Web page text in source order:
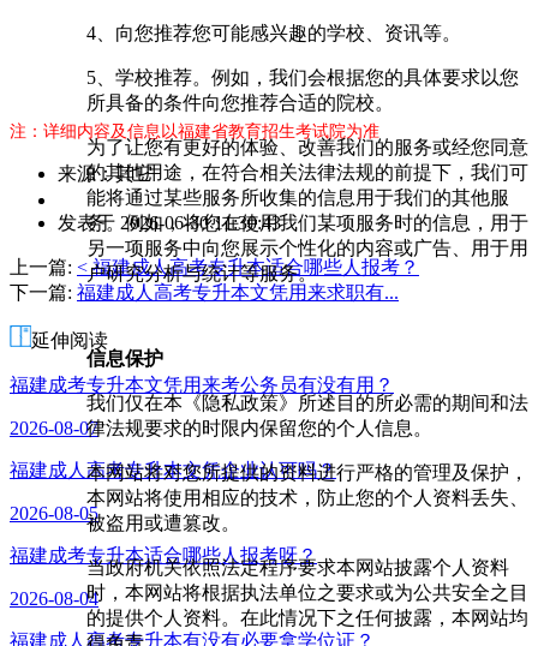
4、向您推荐您可能感兴趣的学校、资讯等。
5、学校推荐。例如，我们会根据您的具体要求以您
所具备的条件向您推荐合适的院校。
为了让您有更好的体验、改善我们的服务或经您同意
的其他用途，在符合相关法律法规的前提下，我们可
能将通过某些服务所收集的信息用于我们的其他服
务。例如，将您在使用我们某项服务时的信息，用于
另一项服务中向您展示个性化的内容或广告、用于用
户研究分析与统计等服务。
信息保护
我们仅在本《隐私政策》所述目的所必需的期间和法
律法规要求的时限内保留您的个人信息。
本网站将对您所提供的资料进行严格的管理及保护，
本网站将使用相应的技术，防止您的个人资料丢失、
被盗用或遭篡改。
当政府机关依照法定程序要求本网站披露个人资料
时，本网站将根据执法单位之要求或为公共安全之目
的提供个人资料。在此情况下之任何披露，本网站均
注：详细内容及信息以福建省教育招生考试院为准
来源：其它
者：
老
师
发表于 2026-06-30 11:30:43
上一篇: < 福建成人高考专升本适合哪些人报考？
下一篇: 福建成人高考专升本文凭用来求职有...
延伸阅读
福建成考专升本文凭用来考公务员有没有用？
2026-08-07
福建成人高考专升本文凭企业认可吗？
2026-08-05
福建成考专升本适合哪些人报考呀？
2026-08-04
福建成人高考专升本有没有必要拿学位证？